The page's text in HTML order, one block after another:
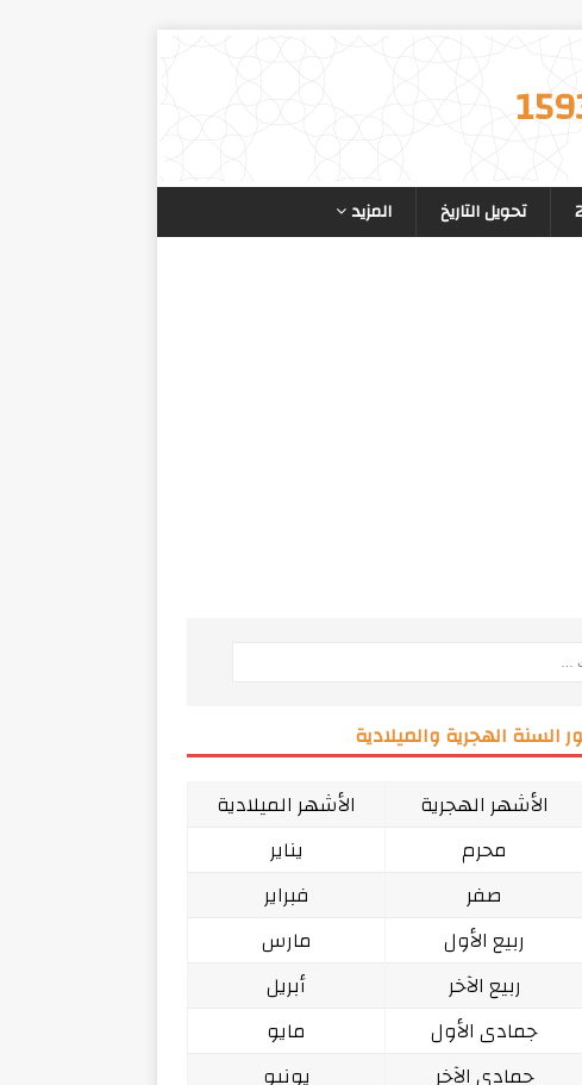
تحويل التاريخ المزيد
السنة الهجرية والميلادية
الأشهر الهجرية
الأشهر الميلادية
محرم
يناير
صفر
فبراير
ربيع الأول
مارس
ربيع الآخر
أبريل
جمادى الأول
مايو
جمادى الآخر
يونيو